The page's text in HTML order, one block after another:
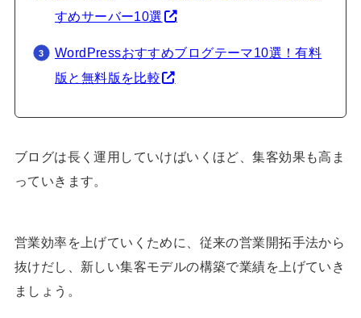
すめサーバー10選
WordPressおすすめブログテーマ10選！有料
版と無料版を比較
ブログは長く運用していけばいくほど、集客効果も高ま
っていきます。
営業効率を上げていくために、従来の営業開拓手法から
抜けだし、新しい集客モデルの構築で業績を上げていき
ましょう。